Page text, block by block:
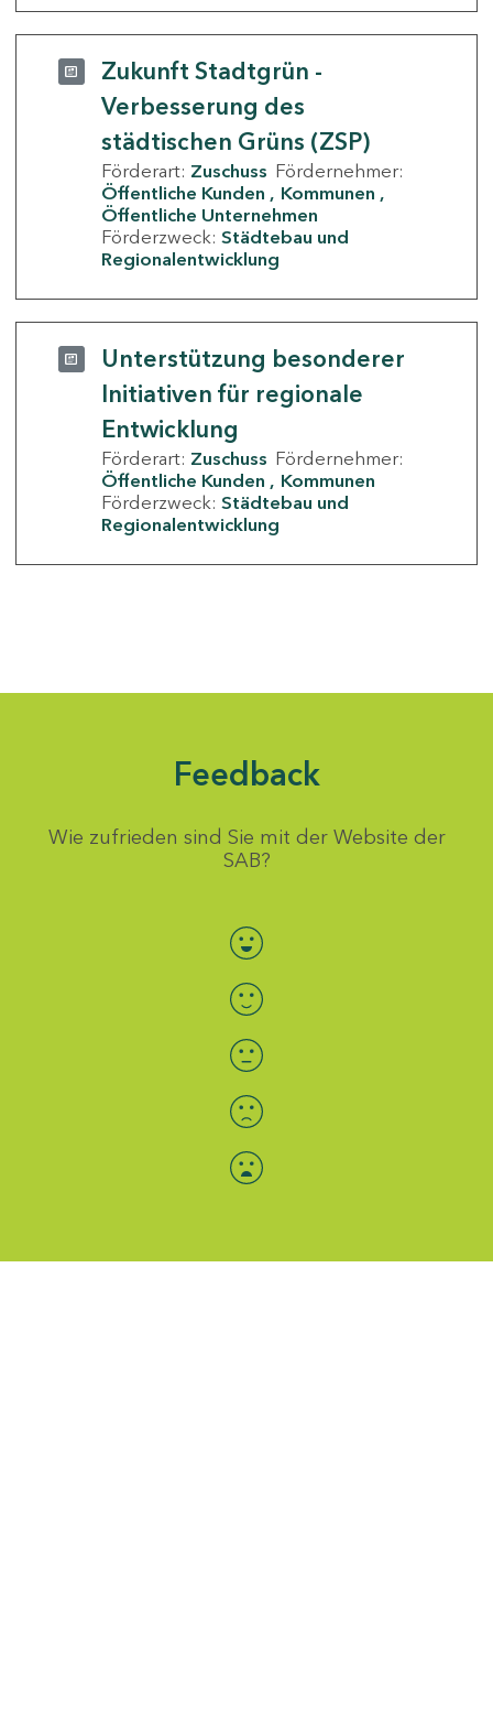
Zukunft Stadtgrün -
Verbesserung des
städtischen Grüns (ZSP)
Förderart: Zuschuss Fördernehmer:
Öffentliche Kunden
Kommunen
Öffentliche Unternehmen
Förderzweck: Städtebau und
Regionalentwicklung
Unterstützung besonderer
Initiativen für regionale
Entwicklung
Förderart: Zuschuss Fördernehmer:
Öffentliche Kunden
Kommunen
Förderzweck: Städtebau und
Regionalentwicklung
Feedback
Wie zufrieden sind Sie mit der Website der
SAB?
Bewertung auswählen